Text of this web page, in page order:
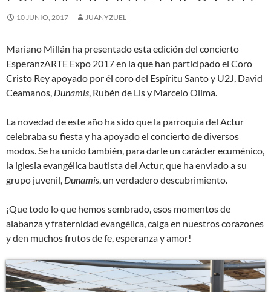
10 JUNIO, 2017 JUANYZUEL
Mariano Millán ha presentado esta edición del concierto
EsperanzARTE Expo 2017 en la que han participado el Coro
Cristo Rey apoyado por él coro del Espíritu Santo y U2J, David
Ceamanos, Dunamis, Rubén de Lis y Marcelo Olima.
La novedad de este año ha sido que la parroquia del Actur
celebraba su fiesta y ha apoyado el concierto de diversos
modos. Se ha unido también, para darle un carácter ecuménico,
la iglesia evangélica bautista del Actur, que ha enviado a su
grupo juvenil, Dunamis, un verdadero descubrimiento.
¡Que todo lo que hemos sembrado, esos momentos de
alabanza y fraternidad evangélica, caiga en nuestros corazones
y den muchos frutos de fe, esperanza y amor!